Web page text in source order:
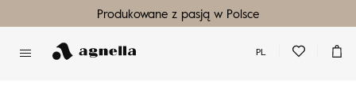
Produkowane z pasją w Polsce
PL